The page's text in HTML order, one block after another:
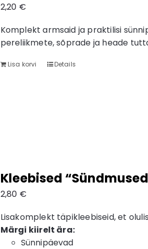
2,20 €
Komplekt armsaid ja praktilisi
pereliikmete, sõprade ja heade
Lisa korvi Details
Kleebised
2,80 €
Lisakomplekt täpikleebiseid, et
Märgi kiirelt ära:
Sünnipäevad